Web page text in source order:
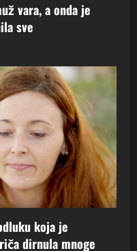
vara, a onda je
sve
koja je
dirnula mnoge